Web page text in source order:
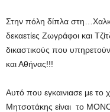
Στην πόλη δίπλα
δεκαετίες Ζωγράφοι και
δικαστικούς που
και Αθήνας!!!
Αυτό που εγκαινιασε με το
Μητσοτάκης είναι το